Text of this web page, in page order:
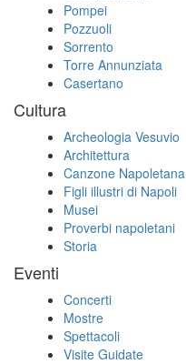
Pompei
Pozzuoli
Sorrento
Torre Annunziata
Casertano
Cultura
Archeologia Vesuvio
Architettura
Canzone Napoletana
Figli illustri di Napoli
Musei
Proverbi napoletani
Storia
Eventi
Concerti
Mostre
Spettacoli
Visite Guidate